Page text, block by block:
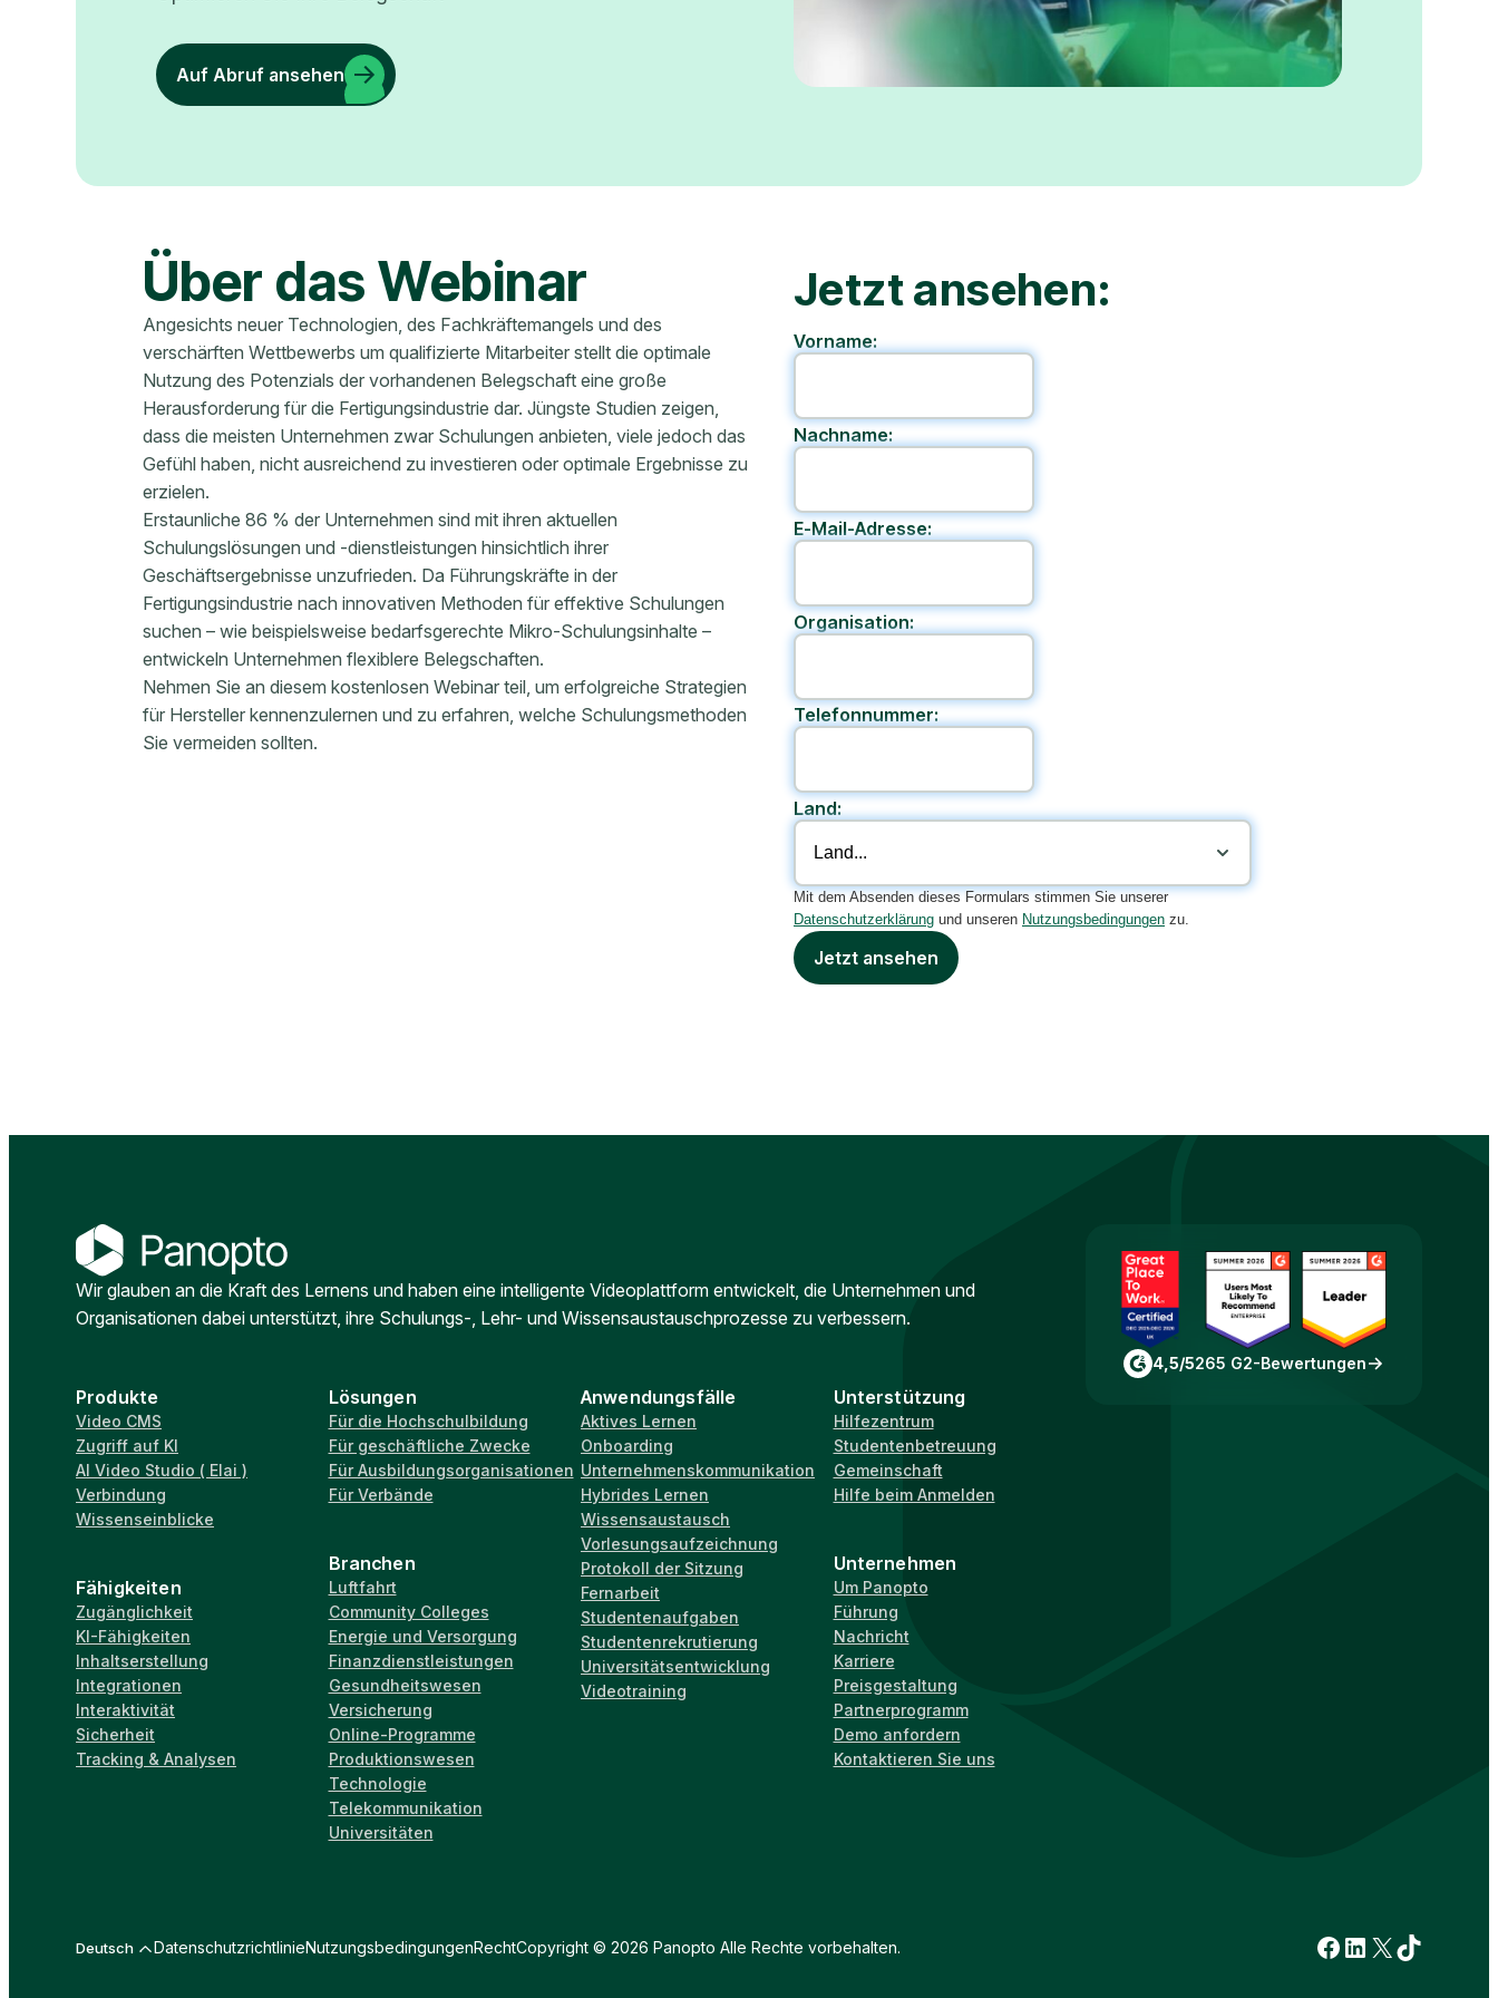
Auf Abruf ansehen
Über das Webinar
Angesichts neuer Technologien, des Fachkräftemangels und des
verschärften Wettbewerbs um qualifizierte Mitarbeiter stellt die optimale
Nutzung des Potenzials der vorhandenen Belegschaft eine große
Herausforderung für die Fertigungsindustrie dar. Jüngste Studien zeigen,
dass die meisten Unternehmen zwar Schulungen anbieten, viele jedoch das
Gefühl haben, nicht ausreichend zu investieren oder optimale Ergebnisse zu
erzielen.
Erstaunliche 86 % der Unternehmen sind mit ihren aktuellen
Schulungslösungen und -dienstleistungen hinsichtlich ihrer
Geschäftsergebnisse unzufrieden. Da Führungskräfte in der
Fertigungsindustrie nach innovativen Methoden für effektive Schulungen
suchen – wie beispielsweise bedarfsgerechte Mikro-Schulungsinhalte –
entwickeln Unternehmen flexiblere Belegschaften.
Nehmen Sie an diesem kostenlosen Webinar teil, um erfolgreiche Strategien
für Hersteller kennenzulernen und zu erfahren, welche Schulungsmethoden
Sie vermeiden sollten.
Jetzt ansehen:
Vorname:
Nachname:
E-Mail-Adresse:
Organisation:
Telefonnummer:
Land:
Mit dem Absenden dieses Formulars stimmen Sie unserer
Datenschutzerklärung und unseren Nutzungsbedingungen zu.
Jetzt ansehen
Wir glauben an die Kraft des Lernens und haben eine intelligente Videoplattform entwickelt, die Unternehmen und
Organisationen dabei unterstützt, ihre Schulungs-, Lehr- und Wissensaustauschprozesse zu verbessern.
Produkte
Video CMS
Zugriff auf KI
AI Video Studio ( Elai )
Verbindung
Wissenseinblicke
Fähigkeiten
Zugänglichkeit
KI-Fähigkeiten
Inhaltserstellung
Integrationen
Interaktivität
Sicherheit
Tracking & Analysen
Lösungen
Für die Hochschulbildung
Für geschäftliche Zwecke
Für Ausbildungsorganisationen
Für Verbände
Branchen
Luftfahrt
Community Colleges
Energie und Versorgung
Finanzdienstleistungen
Gesundheitswesen
Versicherung
Online-Programme
Produktionswesen
Technologie
Telekommunikation
Universitäten
Anwendungsfälle
Aktives Lernen
Onboarding
Unternehmenskommunikation
Hybrides Lernen
Wissensaustausch
Vorlesungsaufzeichnung
Protokoll der Sitzung
Fernarbeit
Studentenaufgaben
Studentenrekrutierung
Universitätsentwicklung
Videotraining
Unterstützung
Hilfezentrum
Studentenbetreuung
Gemeinschaft
Hilfe beim Anmelden
Unternehmen
Um Panopto
Führung
Nachricht
Karriere
Preisgestaltung
Partnerprogramm
Demo anfordern
Kontaktieren Sie uns
4,5/5265 G2-Bewertungen
Deutsch DatenschutzrichtlinieNutzungsbedingungenRechtCopyright © 2026 Panopto Alle Rechte vorbehalten. Facebook
LinkedIn
X TikTok